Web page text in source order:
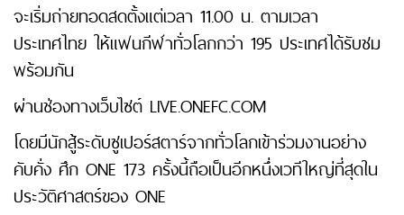
จะเริ่มถ่ายทอดสดตั้งแต่เวลา 11.00 น. ตามเวลา
ประเทศไทย ให้แฟนกีฬาทั่วโลกกว่า 195 ประเทศได้รับชม
พร้อมกัน
ผ่านช่องทางเว็บไซต์ LIVE.ONEFC.COM
โดยมีนักสู้ระดับซูเปอร์สตาร์จากทั่วโลกเข้าร่วมงานอย่าง
คับคั่ง ศึก ONE 173 ครั้งนี้ถือเป็นอีกหนึ่งเวทีใหญ่ที่สุดใน
ประวัติศาสตร์ของ ONE